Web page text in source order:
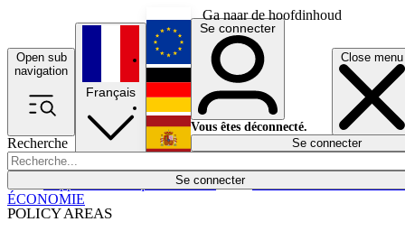
Ga naar de hoofdinhoud
Open sub
navigation
Close menu
Recherche
Se connecter
POLICY AREAS
Économie
Français
English
Deutsch
Español
Se connecter
Vous êtes déconnecté.
Se connecter
ÉCONOMIE